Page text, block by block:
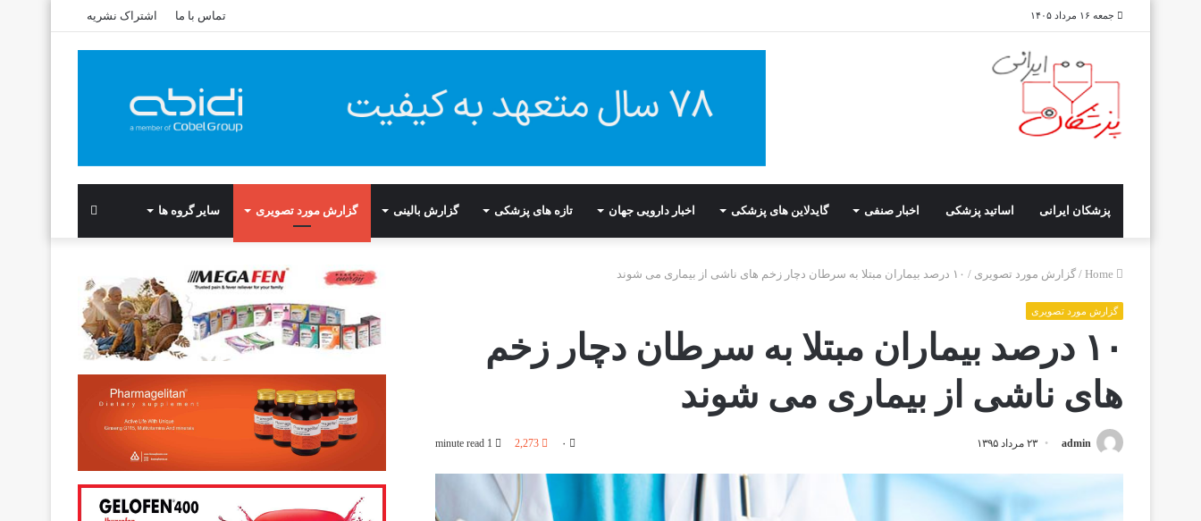
جمعه ۱۶ مرداد ۱۴۰۵ تماس با ما اشتراک نشریه
پزشکان ایرانی اساتید پزشکی اخبار صنفی گایدلاین های پزشکی اخبار دارویی جهان تازه های پزشکی گزارش بالینی گزارش مورد تصویری سایر گروه ها
/ گزارش مورد تصویری / ۱۰ درصد بیماران مبتلا به سرطان دچار زخم های ناشی از بیماری می شوند
گزارش مورد تصویری
۱۰ درصد بیماران مبتلا به سرطان دچار زخم
های ناشی از بیماری می شوند
admin ۲۳ مرداد ۱۳۹۵ ۰ 2,273